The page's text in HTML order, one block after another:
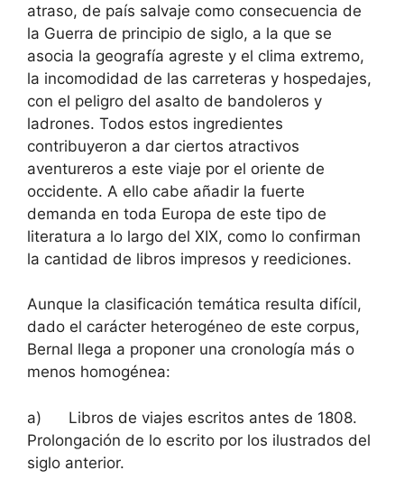
atraso, de país salvaje como consecuencia de
la Guerra de principio de siglo, a la que se
asocia la geografía agreste y el clima extremo,
la incomodidad de las carreteras y hospedajes,
con el peligro del asalto de bandoleros y
ladrones. Todos estos ingredientes
contribuyeron a dar ciertos atractivos
aventureros a este viaje por el oriente de
occidente. A ello cabe añadir la fuerte
demanda en toda Europa de este tipo de
literatura a lo largo del XIX, como lo confirman
la cantidad de libros impresos y reediciones.
Aunque la clasificación temática resulta difícil,
dado el carácter heterogéneo de este corpus,
Bernal llega a proponer una cronología más o
menos homogénea:
a) Libros de viajes escritos antes de 1808.
Prolongación de lo escrito por los ilustrados del
siglo anterior.